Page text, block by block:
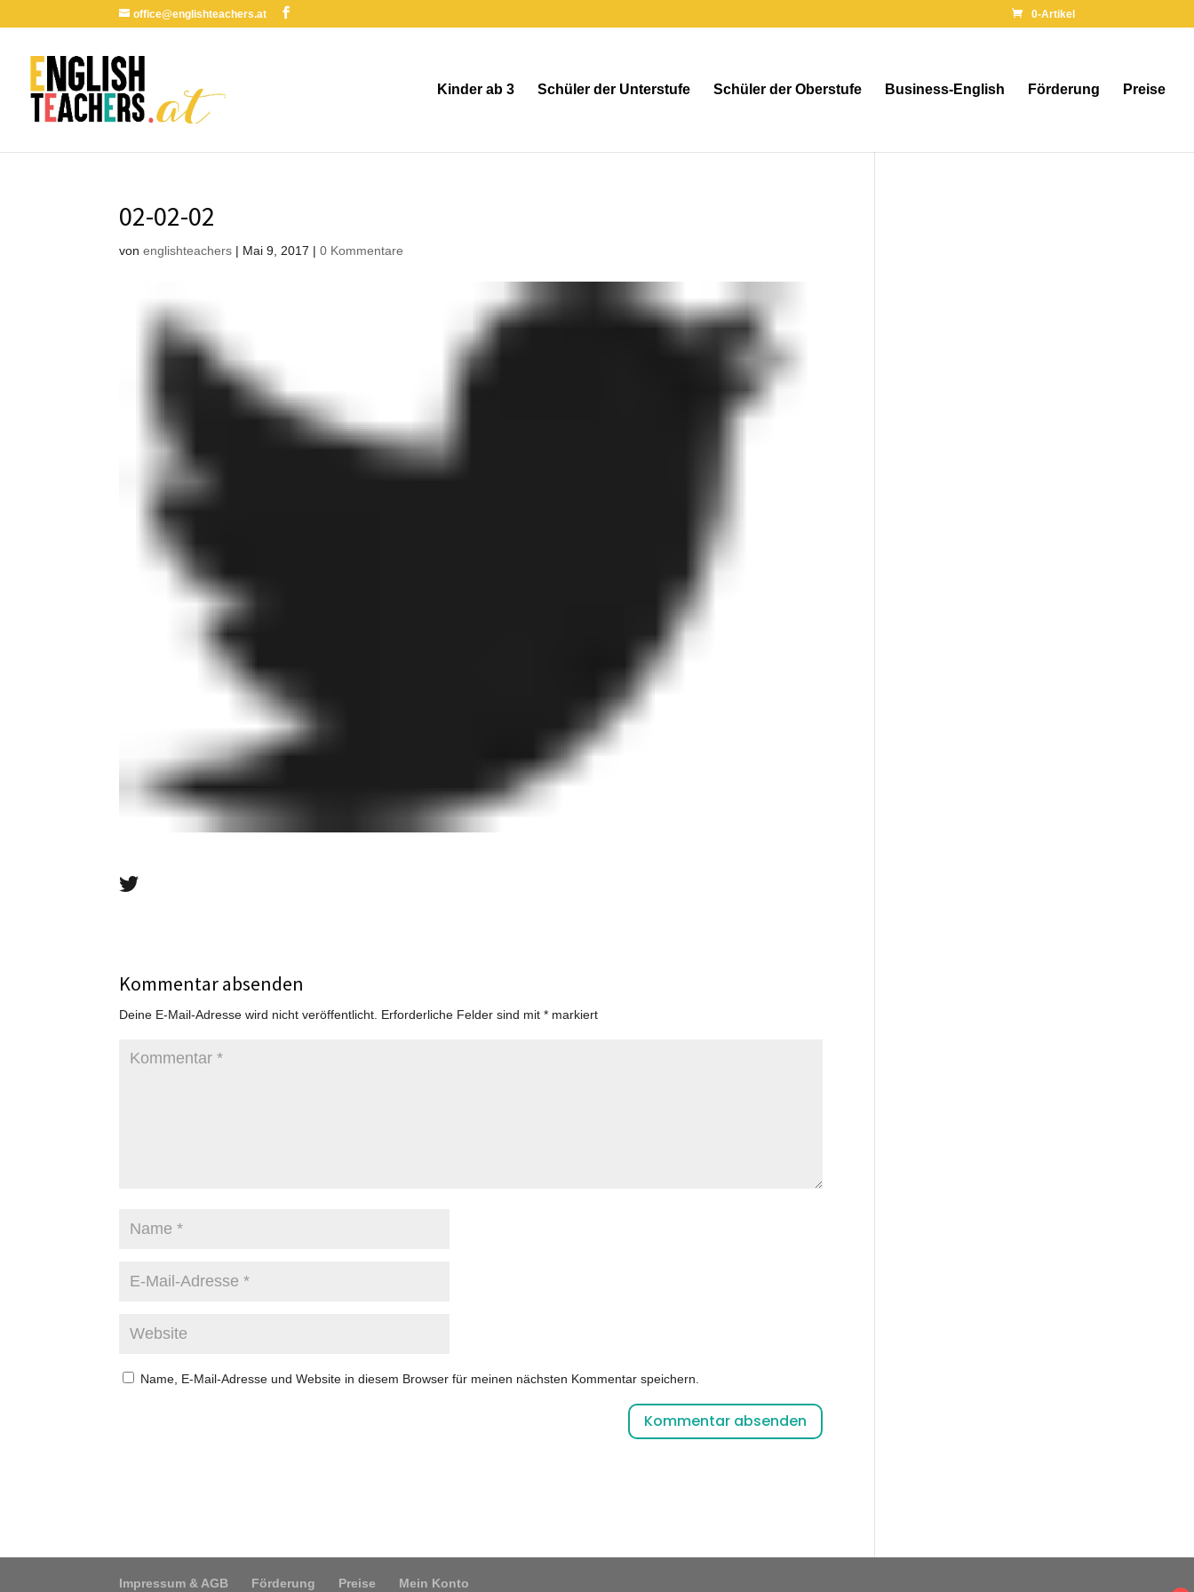
office@englishteachers.at 0-Artikel
Kinder ab 3 Schüler der Unterstufe Schüler der Oberstufe Business-English Förderung Preise
02-02-02
vonenglishteachers | Mai 9, 2017 |0 Kommentare
Kommentar absenden
Deine E-Mail-Adresse wird nicht veröffentlicht. Erforderliche Felder sind mit* markiert
Name, E-Mail-Adresse und Website in diesem Browser für meinen nächsten Kommentar speichern.
Impressum & AGB Förderung Preise Mein Konto